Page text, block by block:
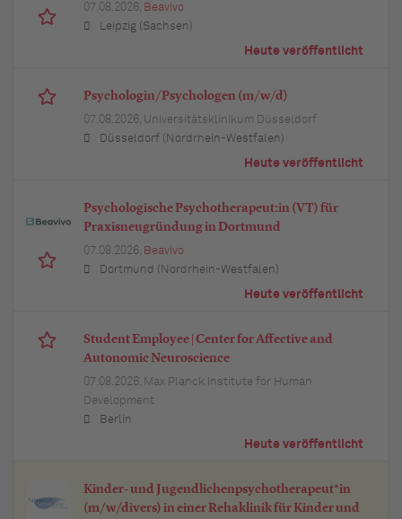
07.08.2026, Beavivo
Leipzig (Sachsen)
Heute veröffentlicht
Psychologin/Psychologen (m/w/d)
07.08.2026, Universitätsklinikum Düsseldorf
Düsseldorf (Nordrhein-Westfalen)
Heute veröffentlicht
Psychologische Psychotherapeut:in (VT) für
Praxisneugründung in Dortmund
07.08.2026, Beavivo
Dortmund (Nordrhein-Westfalen)
Heute veröffentlicht
Student Employee | Center for Affective and
Autonomic Neuroscience
07.08.2026, Max Planck Institute for Human
Development
Berlin
Heute veröffentlicht
Kinder- und Jugendlichenpsychotherapeut*in
(m/w/divers) in einer Rehaklinik für Kinder und